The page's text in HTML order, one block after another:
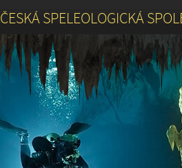
ČESKÁ SPELEOLOGICKÁ